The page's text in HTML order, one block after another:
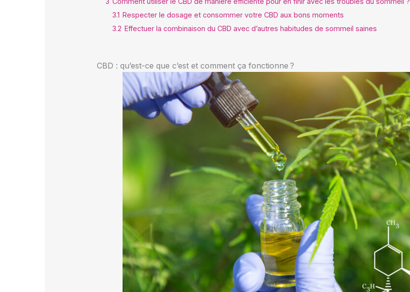
3.1 Respecter le dosage et consommer votre CBD aux bons moments
3.2 Effectuer la combinaison du CBD avec d’autres habitudes de sommeil saines
CBD : qu’est-ce que c’est et comment ça fonctionne ?